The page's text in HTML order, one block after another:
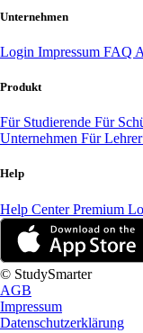
Unternehmen
Login Impressum FAQ
Produkt
Für Studierende Für
Unternehmen Für
Help
Help CenterPremium
© StudySmarter
AGB
Impressum
Datenschutzerklärung